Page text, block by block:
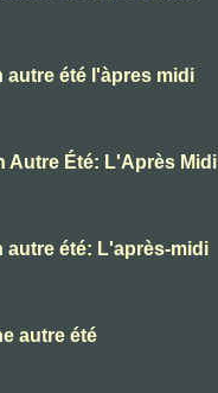
autre été l'àpres midi
Autre Été: L'Après Midi
autre été: L'après-midi
autre été